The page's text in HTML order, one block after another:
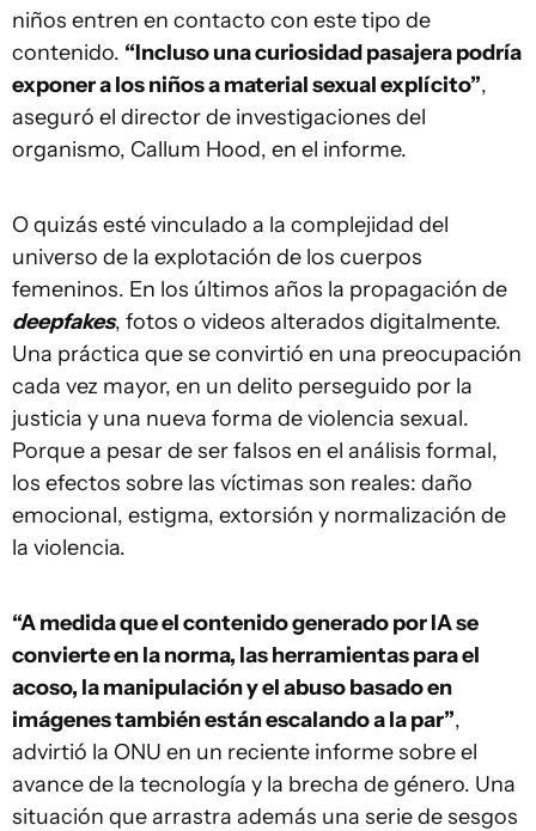
niños entren en contacto con este tipo de
contenido. “Incluso una curiosidad pasajera podría
exponer a los niños a material sexual explícito”,
aseguró el director de investigaciones del
organismo, Callum Hood, en el informe.
O quizás esté vinculado a la complejidad del
universo de la explotación de los cuerpos
femeninos. En los últimos años la propagación de
deepfakes, fotos o videos alterados digitalmente.
Una práctica que se convirtió en una preocupación
cada vez mayor, en un delito perseguido por la
justicia y una nueva forma de violencia sexual.
Porque a pesar de ser falsos en el análisis formal,
los efectos sobre las víctimas son reales: daño
emocional, estigma, extorsión y normalización de
la violencia.
“A medida que el contenido generado por IA se
convierte en la norma, las herramientas para el
acoso, la manipulación y el abuso basado en
imágenes también están escalando a la par”,
advirtió la ONU en un reciente informe sobre el
avance de la tecnología y la brecha de género. Una
situación que arrastra además una serie de sesgos